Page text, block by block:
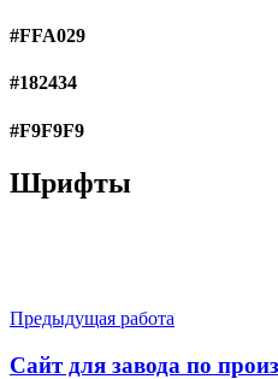
#FFA029
#182434
#F9F9F9
Шрифты
Предыдущая работа
Сайт для завода по